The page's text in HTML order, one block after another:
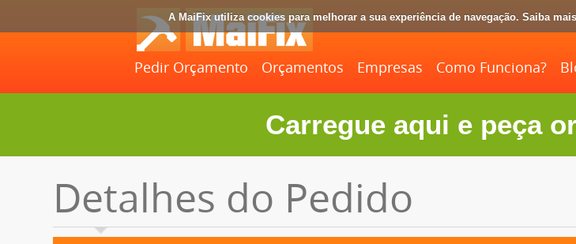
A MaiFix utiliza cookies para melhorar a sua experiência de navegação. Saiba
Pedir Orçamento Orçamentos Empresas Como Funciona?
Carregue aqui e peça
Detalhes do Pedido